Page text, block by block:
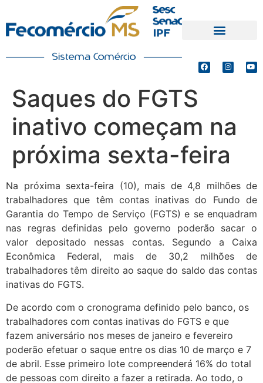
Saques do FGTS
inativo começam na
próxima sexta-feira
Na próxima sexta-feira (10), mais de 4,8 milhões de
trabalhadores que têm contas inativas do Fundo de
Garantia do Tempo de Serviço (FGTS) e se enquadram
nas regras definidas pelo governo poderão sacar o
valor depositado nessas contas. Segundo a Caixa
Econômica Federal, mais de 30,2 milhões de
trabalhadores têm direito ao saque do saldo das contas
inativas do FGTS.
De acordo com o cronograma definido pelo banco, os
trabalhadores com contas inativas do FGTS e que
fazem aniversário nos meses de janeiro e fevereiro
poderão efetuar o saque entre os dias 10 de março e 7
de abril. Esse primeiro lote compreenderá 16% do total
de pessoas com direito a fazer a retirada. Ao todo, o